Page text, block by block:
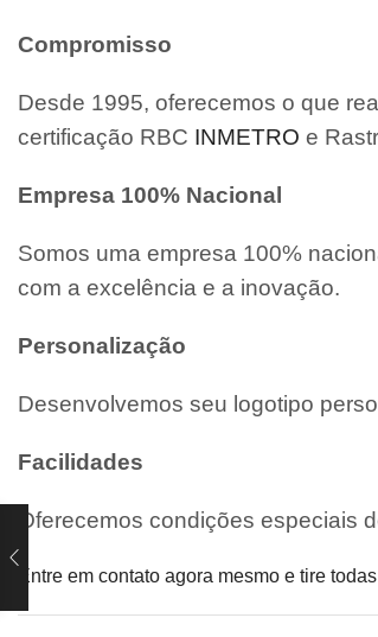
Compromisso
Desde 1995, oferecemos o que
certificação RBC INMETRO e
Empresa 100% Nacional
Somos uma empresa 100%
com a excelência e a inovação.
Personalização
Desenvolvemos seu logotipo
Facilidades
Oferecemos condições especiais
Entre em contato agora mesmo e tire